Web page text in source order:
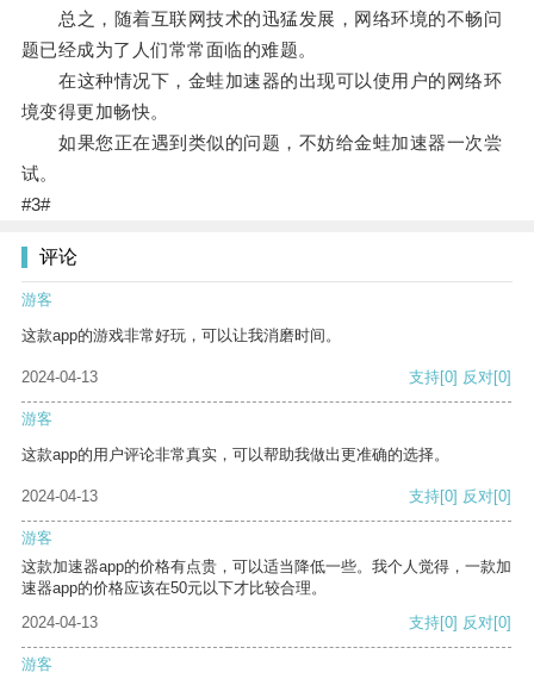
总之，随着互联网技术的迅猛发展，网络环境的不畅问
题已经成为了人们常常面临的难题。
在这种情况下，金蛙加速器的出现可以使用户的网络环
境变得更加畅快。
如果您正在遇到类似的问题，不妨给金蛙加速器一次尝
试。
#3#
评论
游客
这款app的游戏非常好玩，可以让我消磨时间。
2024-04-13 支持[0] 反对[0]
游客
这款app的用户评论非常真实，可以帮助我做出更准确的选择。
2024-04-13 支持[0] 反对[0]
游客
这款加速器app的价格有点贵，可以适当降低一些。我个人觉得，一款加
速器app的价格应该在50元以下才比较合理。
2024-04-13
支持[0] 反对[0]
游客